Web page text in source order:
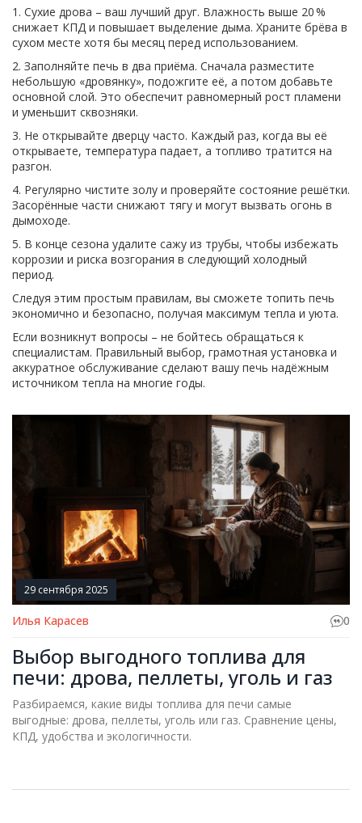
1. Сухие дрова – ваш лучший друг. Влажность выше 20 %
снижает КПД и повышает выделение дыма. Храните брёва в
сухом месте хотя бы месяц перед использованием.
2. Заполняйте печь в два приёма. Сначала разместите
небольшую «дровянку», подожгите её, а потом добавьте
основной слой. Это обеспечит равномерный рост пламени
и уменьшит сквозняки.
3. Не открывайте дверцу часто. Каждый раз, когда вы её
открываете, температура падает, а топливо тратится на
разгон.
4. Регулярно чистите золу и проверяйте состояние решётки.
Засорённые части снижают тягу и могут вызвать огонь в
дымоходе.
5. В конце сезона удалите сажу из трубы, чтобы избежать
коррозии и риска возгорания в следующий холодный
период.
Следуя этим простым правилам, вы сможете топить печь
экономично и безопасно, получая максимум тепла и уюта.
Если возникнут вопросы – не бойтесь обращаться к
специалистам. Правильный выбор, грамотная установка и
аккуратное обслуживание сделают вашу печь надёжным
источником тепла на многие годы.
29 сентября 2025
Илья Карасев 0
Выбор выгодного топлива для
печи: дрова, пеллеты, уголь и газ
Разбираемся, какие виды топлива для печи самые
выгодные: дрова, пеллеты, уголь или газ. Сравнение цены,
КПД, удобства и экологичности.